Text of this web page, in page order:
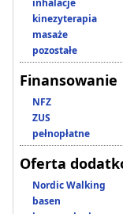
inhalacje
kinezyterapia
masaże
pozostałe
Finansowanie
NFZ
ZUS
pełnopłatne
Oferta
Nordic Walking
basen